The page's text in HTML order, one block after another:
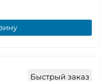
Быстрый заказ